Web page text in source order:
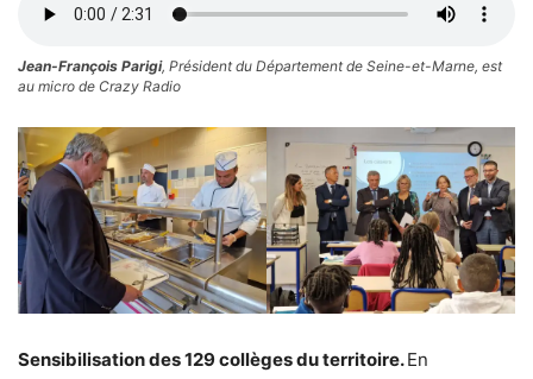
Jean-François Parigi, Président du Département de Seine-et-Marne, est
au micro de Crazy Radio
Sensibilisation des 129 collèges du territoire.En